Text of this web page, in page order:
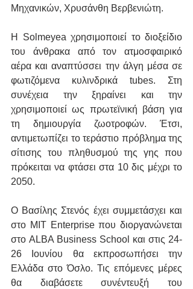
Μηχανικών, Χρυσάνθη Βερβενιώτη.
Η Solmeyea χρησιμοποιεί το διοξείδιο
του άνθρακα από τον ατμοσφαιρικό
αέρα και αναπτύσσει την άλγη μέσα σε
φωτιζόμενα κυλινδρικά tubes. Στη
συνέχεια την ξηραίνει και την
χρησιμοποιεί ως πρωτεϊνική βάση για
τη δημιουργία ζωοτροφών. Έτσι,
αντιμετωπίζει το τεράστιο πρόβλημα της
σίτισης του πληθυσμού της γης που
πρόκειται να φτάσει στα 10 δις μέχρι το
2050.
Ο Βασίλης Στενός έχει συμμετάσχει και
στο MIT Enterprise που διοργανώνεται
στο ALBA Business School και στις 24-
26 Ιουνίου θα εκπροσωπήσει την
Ελλάδα στο Όσλο. Τις επόμενες μέρες
θα διαβάσετε συνέντευξή του